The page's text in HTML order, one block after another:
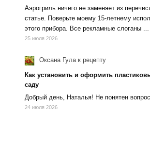
Аэрогриль ничего не заменяет из
статье. Поверьте моему 15-летнему
этого прибора. Все рекламные слоганы ...
25 июля 2026
Оксана Гулак рецепту
Как установить и оформить
саду
Добрый день, Наталья! Не понятен
24 июля 2026